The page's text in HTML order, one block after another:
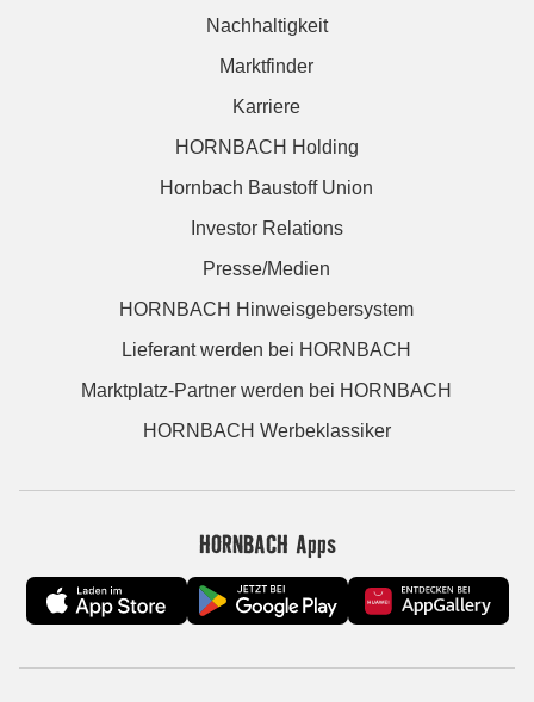
Nachhaltigkeit
Marktfinder
Karriere
HORNBACH Holding
Hornbach Baustoff Union
Investor Relations
Presse/Medien
HORNBACH Hinweisgebersystem
Lieferant werden bei HORNBACH
Marktplatz-Partner werden bei HORNBACH
HORNBACH Werbeklassiker
HORNBACH Apps